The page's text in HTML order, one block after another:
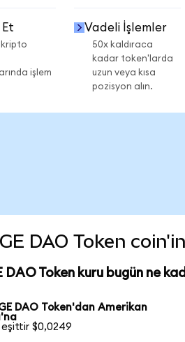
Et
kripto
işlem
Vadeli İşlemler
50x kaldıraca
kadar token'larda
uzun veya kısa
pozisyon alın.
DAO Token
DAO Token kuru bugün ne
DAO Token'dan Amerikan
eşittir $0,0249